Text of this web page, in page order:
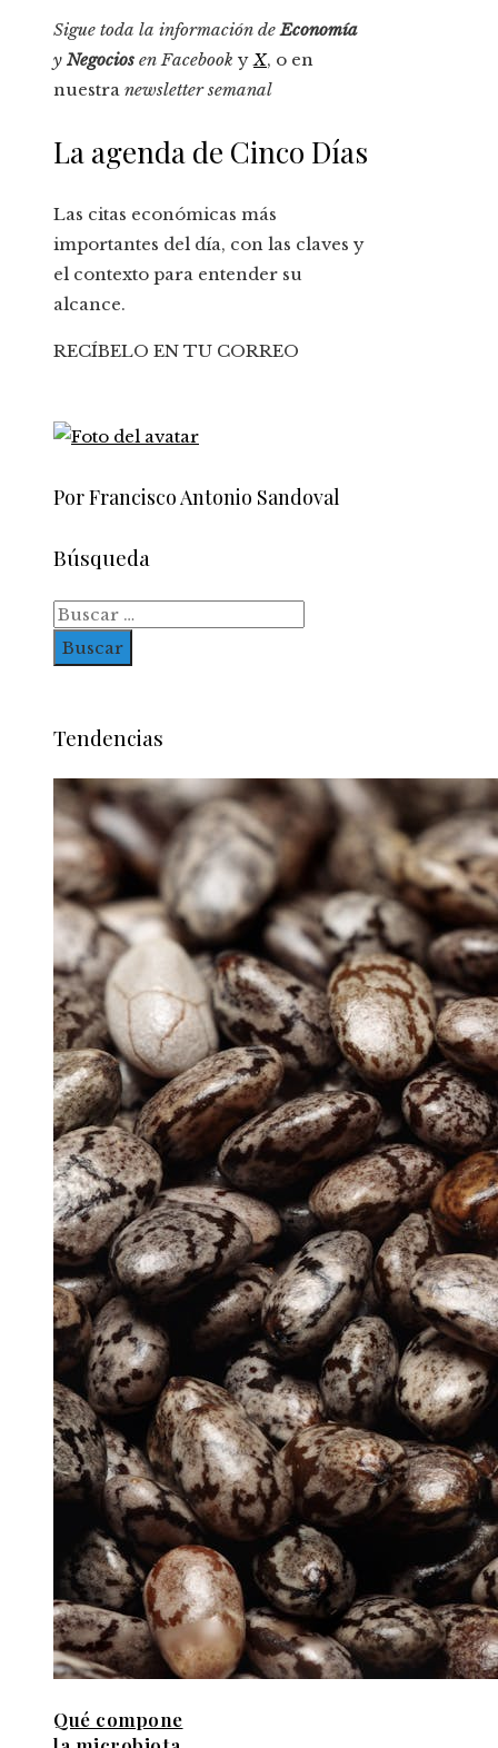
Sigue toda la información deEconomía
y Negocios enFacebook yX, o en
nuestra newsletter semanal
La agenda de Cinco Días
Las citas económicas más
importantes del día, con las claves y
el contexto para entender su
alcance.
RECÍBELO EN TU CORREO
Por Francisco Antonio Sandoval
Búsqueda
Buscar:
Tendencias
Qué compone